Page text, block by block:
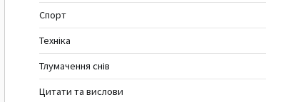
Спорт
Техніка
Тлумачення снів
Цитати та вислови